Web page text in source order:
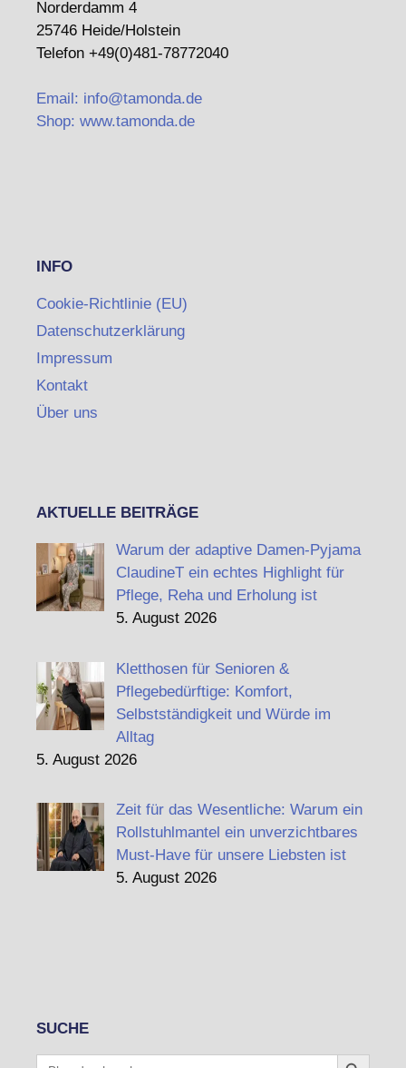
Norderdamm 4
25746 Heide/Holstein
Telefon +49(0)481-78772040
Email: info@tamonda.de
Shop: www.tamonda.de
INFO
Cookie-Richtlinie (EU)
Datenschutzerklärung
Impressum
Kontakt
Über uns
AKTUELLE BEITRÄGE
Warum der adaptive Damen-Pyjama
ClaudineT ein echtes Highlight für
Pflege, Reha und Erholung ist
5. August 2026
Kletthosen für Senioren &
Pflegebedürftige: Komfort,
Selbstständigkeit und Würde im
Alltag
5. August 2026
Zeit für das Wesentliche: Warum ein
Rollstuhlmantel ein unverzichtbares
Must-Have für unsere Liebsten ist
5. August 2026
SUCHE
Search
Search Button